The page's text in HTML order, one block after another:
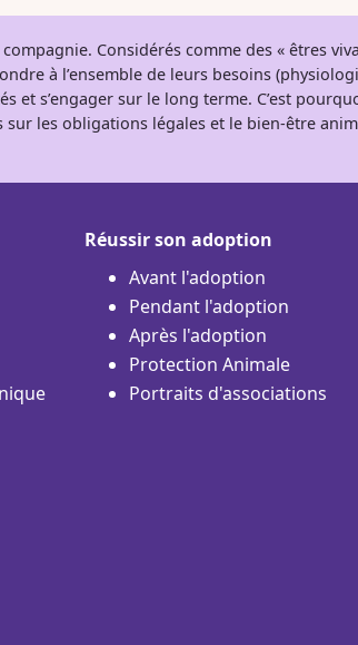
Considérés comme des « êtres
à l’ensemble de leurs besoins
et s’engager sur le long terme. C’est
les obligations légales et le bien-être
Réussir son adoption
Avant l'adoption
Pendant l'adoption
Après l'adoption
Protection Animale
Portraits d'associations